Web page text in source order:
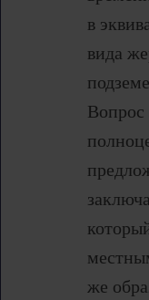
в
вида
Вопрос
же